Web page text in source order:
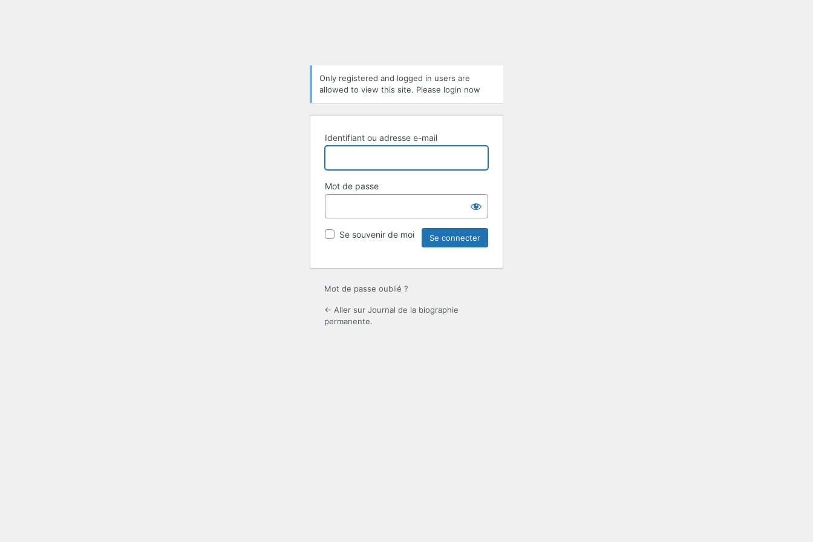
Only registered and logged in users are
allowed to view this site. Please login now
Identifiant ou adresse e-mail
Mot de passe
Se souvenir de moi
Mot de passe oublié ?
← Aller sur Journal de la biographie
permanente.